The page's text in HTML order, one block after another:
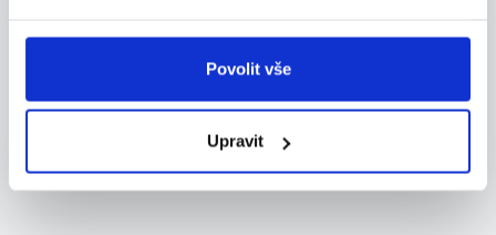
Povolit vše
Upravit
© Fajn tým, Fajn-brigady.cz 01.12.2015 přečteno 6304x